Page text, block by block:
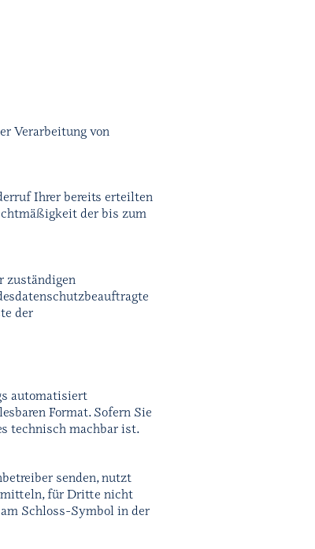
Verarbeitung von
Ihrer bereits erteilten
der bis zum
zuständigen
der
automatisiert
Format. Sofern Sie
technisch machbar ist.
senden, nutzt
für Dritte nicht
Schloss-Symbol in der